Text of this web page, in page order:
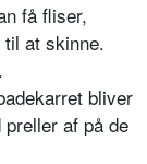
få fliser,
at skinne.
bliver
af på de